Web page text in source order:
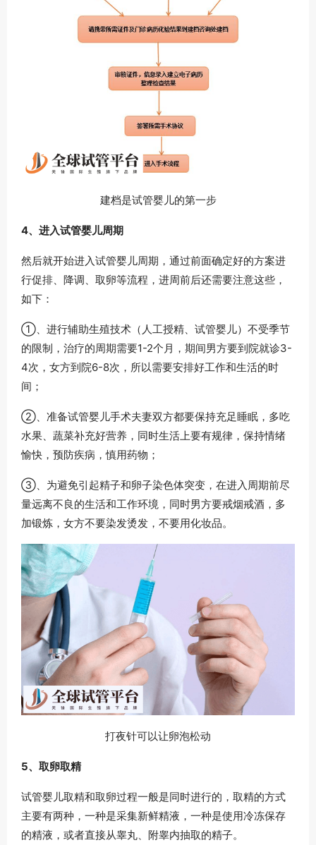
建档是试管婴儿的第一步
4、进入试管婴儿周期
然后就开始进入试管婴儿周期，通过前面确定好的方案进
行促排、降调、取卵等流程，进周前后还需要注意这些，
如下：
①、进行辅助生殖技术（人工授精、试管婴儿）不受季节
的限制，治疗的周期需要1-2个月，期间男方要到院就诊3-
4次，女方到院6-8次，所以需要安排好工作和生活的时
间；
②、准备试管婴儿手术夫妻双方都要保持充足睡眠，多吃
水果、蔬菜补充好营养，同时生活上要有规律，保持情绪
愉快，预防疾病，慎用药物；
③、为避免引起精子和卵子染色体突变，在进入周期前尽
量远离不良的生活和工作环境，同时男方要戒烟戒酒，多
加锻炼，女方不要染发烫发，不要用化妆品。
打夜针可以让卵泡松动
5、取卵取精
试管婴儿取精和取卵过程一般是同时进行的，取精的方式
主要有两种，一种是采集新鲜精液，一种是使用冷冻保存
的精液，或者直接从睾丸、附睾内抽取的精子。